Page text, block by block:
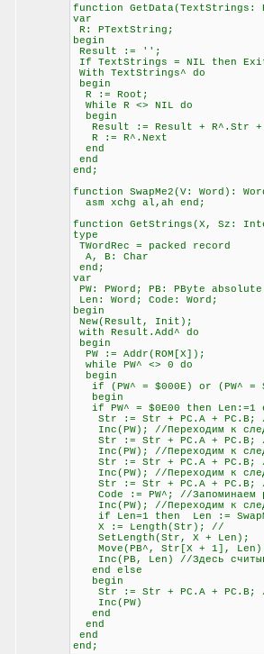
function
var
R: PTextString;
begin
Result := '';
If TextStrings = NIL then
With TextStrings^ do
begin
R := Root;
While R <> NIL do
begin
Result := Result + R^.Str +
R := R^.Next
end
end
end;
function SwapMe2(V: Word):
asm xchg al,ah end;
function GetStrings(X, Sz:
type
TWordRec = packed record
A, B: Char
end;
var
PW: PWord; PB: PByte
Len: Word; Code: Word;
begin
New(Result, Init);
with Result.Add^ do
begin
PW := Addr(ROM[X]);
while PW^ <> 0 do
begin
if (PW^ = $000E) or (PW^ =
begin
if PW^ = $0E00 then Len:=1
Str := Str + PC.A + PC.B; //
Inc(PW); //Переходим к
Str := Str + PC.A + PC.B; //
Inc(PW); //Переходим к
Str := Str + PC.A + PC.B; //
Inc(PW); //Переходим к
Str := Str + PC.A + PC.B; //
Code := PW^; //Запоминаем
Inc(PW); //Переходим к
if Len=1 then Len :=
X := Length(Str); //
SetLength(Str, X +
Move(PB^, Str[X + 1],
Inc(PB, Len) //Здесь
end else
begin
Str := Str + PC.A + PC.B; //
Inc(PW)
end
end
end
end;